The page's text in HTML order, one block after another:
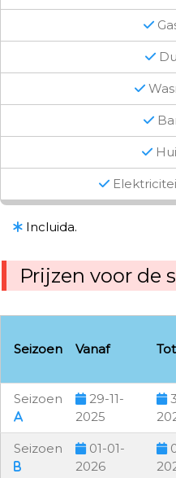
Incluida.
Prijzen voor de
Seizoen Vanaf
Seizoen
29-11-
2025
Seizoen
01-01-
2026